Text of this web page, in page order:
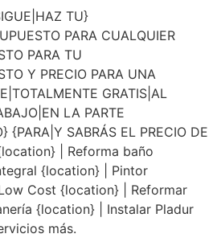
TU}
PARA CUALQUIER
PARA TU
Y PRECIO PARA UNA
GRATIS|AL
LA PARTE
{PARA|Y SABRÁS EL PRECIO DE
| Reforma baño
{location} | Pintor
Cost {location} | Reformar
{location} | Instalar Pladur
más.